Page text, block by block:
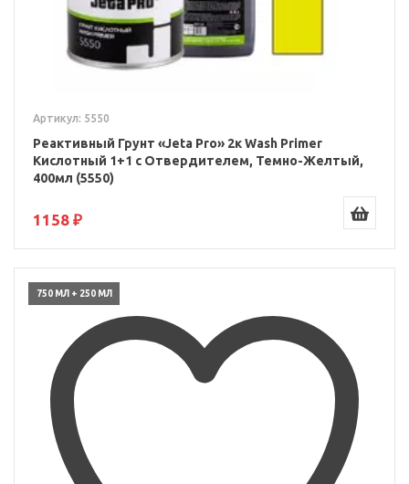
Артикул: 5550
Реактивный Грунт «Jeta Pro» 2к Wash Primer
Кислотный 1+1 с Отвердителем, Темно-Желтый,
400мл (5550)
1158 ₽
750 МЛ + 250 МЛ